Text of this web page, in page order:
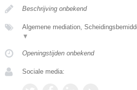
Beschrijving onbekend
Algemene mediation,
▼
Openingstijden onbekend
Sociale media: